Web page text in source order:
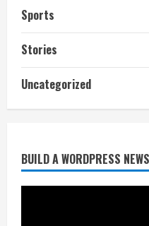
Sports
Stories
Uncategorized
BUILD A WORDPRESS
July
जाएगा